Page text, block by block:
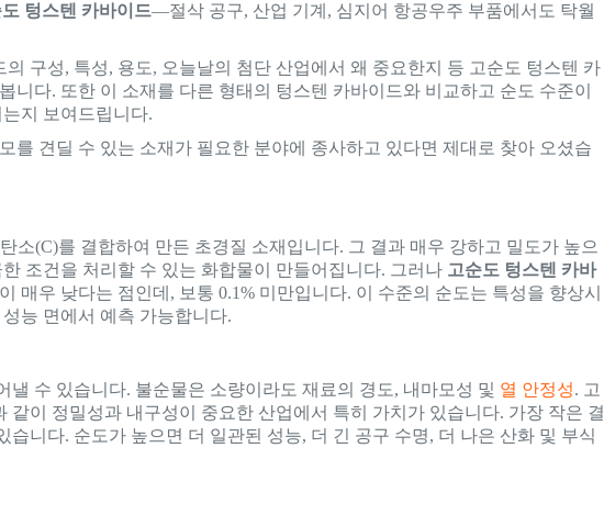
도 텅스텐 카바이드—절삭 공구, 산업 기계, 심지어 항공우주 부품에서도 탁월
구성, 특성, 용도, 오늘날의 첨단 산업에서 왜 중요한지 등 고순도 텅스텐 카
니다. 또한 이 소재를 다른 형태의 텅스텐 카바이드와 비교하고 순도 수준이
지 보여드립니다.
를 견딜 수 있는 소재가 필요한 분야에 종사하고 있다면 제대로 찾아 오셨습
소(C)를 결합하여 만든 초경질 소재입니다. 그 결과 매우 강하고 밀도가 높으
조건을 처리할 수 있는 화합물이 만들어집니다. 그러나 고순도 텅스텐 카바
매우 낮다는 점인데, 보통 0.1% 미만입니다. 이 수준의 순도는 특성을 향상시
능 면에서 예측 가능합니다.
낼 수 있습니다. 불순물은 소량이라도 재료의 경도, 내마모성 및 열 안정성. 고
같이 정밀성과 내구성이 중요한 산업에서 특히 가치가 있습니다. 가장 작은 결
습니다. 순도가 높으면 더 일관된 성능, 더 긴 공구 수명, 더 나은 산화 및 부식